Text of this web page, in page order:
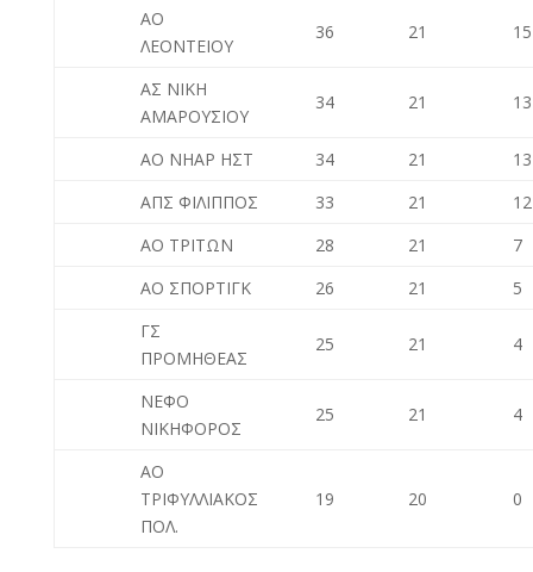
ΑΟ
ΛΕΟΝΤΕΙΟΥ
36 21 15
ΑΣ ΝΙΚΗ
ΑΜΑΡΟΥΣΙΟΥ
34 21 13
ΑΟ ΝΗΑΡ ΗΣΤ 34 21
13
ΑΠΣ ΦΙΛΙΠΠΟΣ
33 21
12
ΑΟ ΤΡΙΤΩΝ
28 21
7
ΑΟ ΣΠΟΡΤΙΓΚ
26 21
5
ΓΣ
ΠΡΟΜΗΘΕΑΣ
25 21 4
ΝΕΦΟ
ΝΙΚΗΦΟΡΟΣ
25 21 4
ΑΟ
ΤΡΙΦΥΛΛΙΑΚΟΣ
ΠΟΛ.
19 20 0